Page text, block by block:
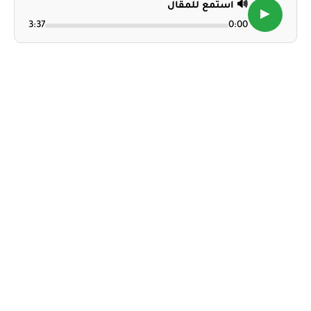
▶
🔊 استمع للمقال
0:00
3:37